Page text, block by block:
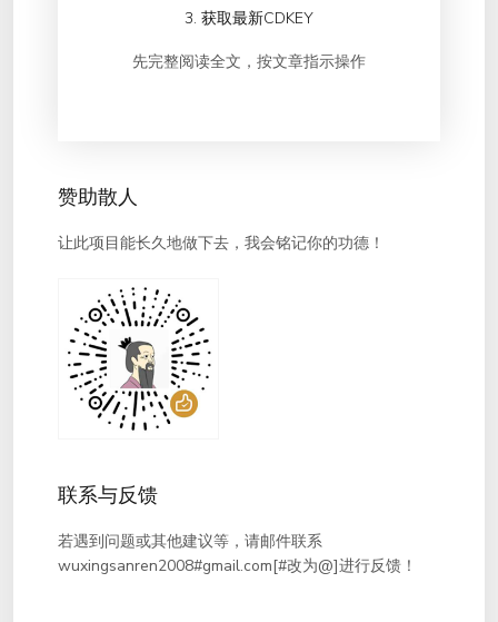
3. 获取最新CDKEY
先完整阅读全文，按文章指示操作
赞助散人
让此项目能长久地做下去，我会铭记你的功德！
联系与反馈
若遇到问题或其他建议等，请邮件联系
wuxingsanren2008#gmail.com[#改为@]进行反馈！